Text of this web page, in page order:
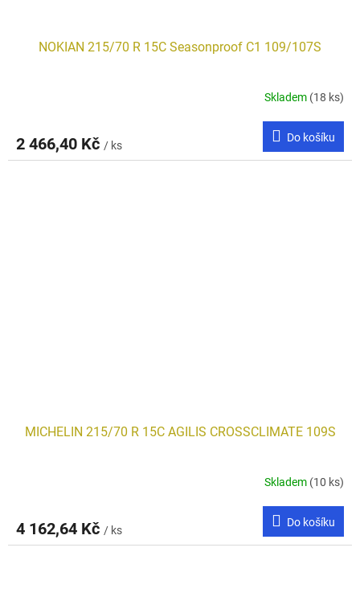
NOKIAN 215/70 R 15C Seasonproof C1 109/107S
Skladem (18 ks)
2 466,40 Kč / ks
Do košíku
MICHELIN 215/70 R 15C AGILIS CROSSCLIMATE 109S
Skladem (10 ks)
4 162,64 Kč / ks
Do košíku